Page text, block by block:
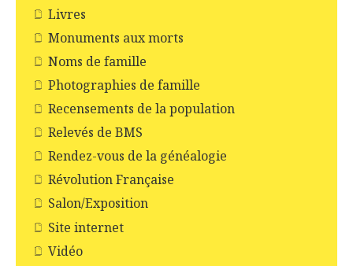
Livres
Monuments aux morts
Noms de famille
Photographies de famille
Recensements de la population
Relevés de BMS
Rendez-vous de la généalogie
Révolution Française
Salon/Exposition
Site internet
Vidéo